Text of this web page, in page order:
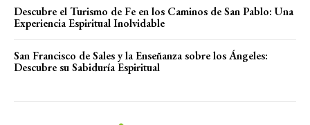
Descubre el Turismo de Fe en los Caminos de San Pablo: Una
Experiencia Espiritual Inolvidable
San Francisco de Sales y la Enseñanza sobre los Ángeles:
Descubre su Sabiduría Espiritual